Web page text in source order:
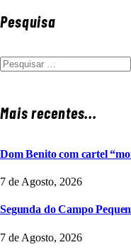
Pesquisa
Pesquisar
por:
Mais recentes...
Dom Benito com cartel
7 de Agosto, 2026
Segunda do Campo
7 de Agosto, 2026